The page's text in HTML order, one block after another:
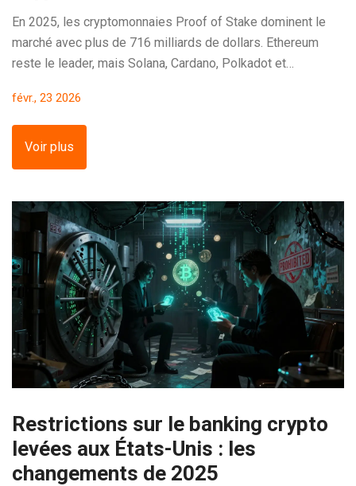
En 2025, les cryptomonnaies Proof of Stake dominent le
marché avec plus de 716 milliards de dollars. Ethereum
reste le leader, mais Solana, Cardano, Polkadot et
rendements variés. Voici ce que vous devez savoir avant
de staker.
févr., 23 2026
Voir plus
Restrictions sur le banking crypto
levées aux États-Unis : les
changements de 2025